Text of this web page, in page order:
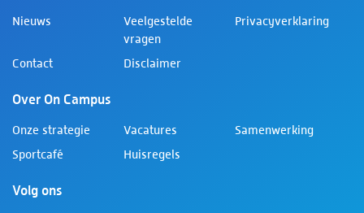
Nieuws
Veelgestelde
vragen
Privacyverklaring
Contact Disclaimer
Over On Campus
Onze strategie Vacatures
Samenwerking
Sportcafé
Huisregels
Volg ons